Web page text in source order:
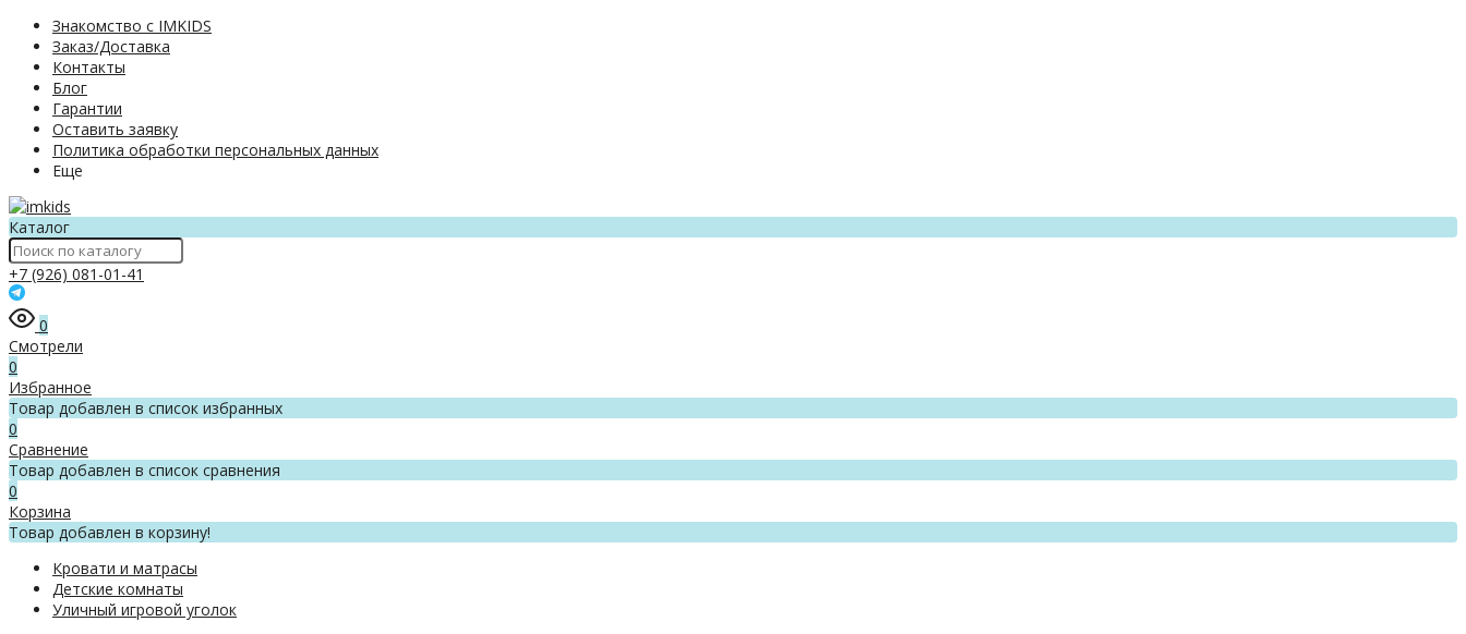
Знакомство с IMKIDS
Заказ/Доставка
Контакты
Блог
Гарантии
Оставить заявку
Политика обработки персональных данных
Еще
Каталог
+7 (926) 081-01-41
0
Смотрели
0
Избранное
Товар добавлен в список избранных
0
Сравнение
Товар добавлен в список сравнения
0
Корзина
Товар добавлен в корзину!
Кровати и матрасы
Детские комнаты
Уличный игровой уголок